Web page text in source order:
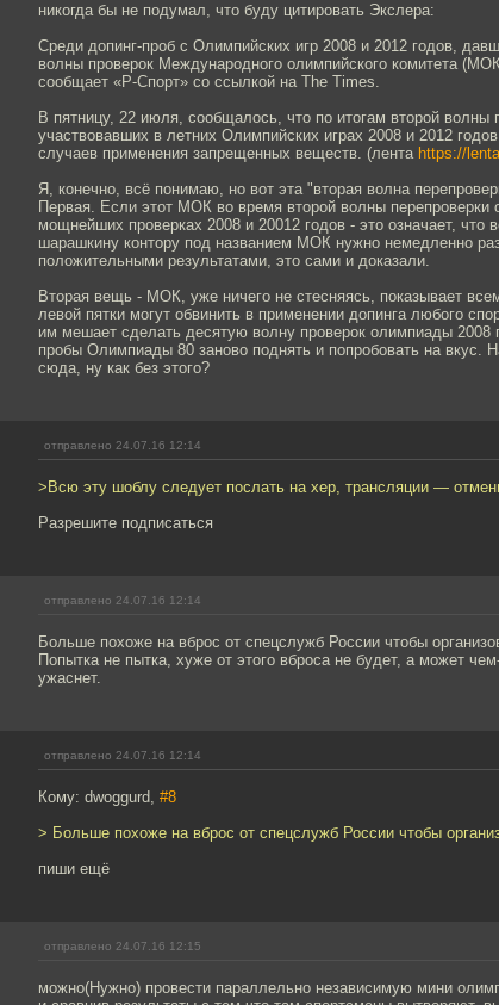
никогда бы не подумал, что буду цитировать Экслера:
Среди допинг-проб с Олимпийских игр 2008 и 2012 годов,
волны проверок Международного олимпийского комитета
сообщает «Р-Спорт» со ссылкой на The Times.
В пятницу, 22 июля, сообщалось, что по итогам второй волны
участвовавших в летних Олимпийских играх 2008 и 2012
случаев применения запрещенных веществ. (лента https://
Я, конечно, всё понимаю, но вот эта "вторая волна
Первая. Если этот МОК во время второй волны перепроверки
мощнейших проверках 2008 и 20012 годов - это означает,
шарашкину контору под названием МОК нужно немедленно
положительными результатами, это сами и доказали.
Вторая вещь - МОК, уже ничего не стесняясь, показывает
левой пятки могут обвинить в применении допинга любого
им мешает сделать десятую волну проверок олимпиады 2008
пробы Олимпиады 80 заново поднять и попробовать на вкус.
сюда, ну как без этого?
отправлено 24.07.16 12:14
>Всю эту шоблу следует послать на хер, трансляции —
Разрешите подписаться
отправлено 24.07.16 12:14
Больше похоже на вброс от спецслужб России чтобы
Попытка не пытка, хуже от этого вброса не будет, а может
ужаснет.
отправлено 24.07.16 12:14
Кому: dwoggurd, #8
> Больше похоже на вброс от спецслужб России чтобы
пиши ещё
отправлено 24.07.16 12:15
можно(Нужно) провести параллельно независимую мини